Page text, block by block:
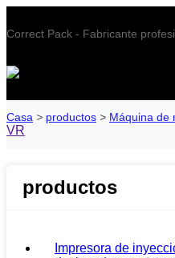
Correct Pack - Fabricante
Casa > productos > Máquina de
VR
productos
Impresora de